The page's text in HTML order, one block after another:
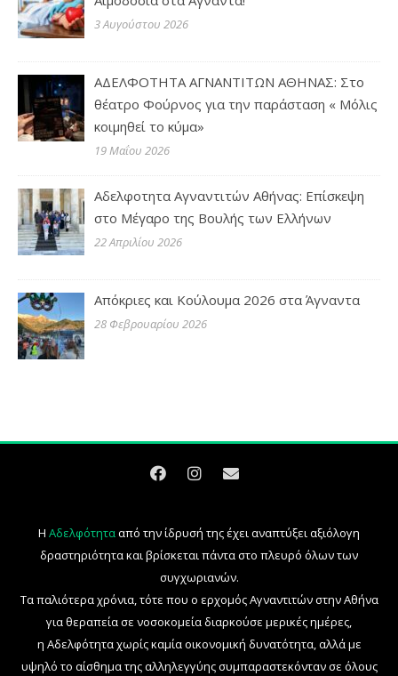
3 Αυγούστου 2026
ΑΔΕΛΦΟΤΗΤΑ ΑΓΝΑΝΤΙΤΩΝ ΑΘΗΝΑΣ: Στο
θέατρο Φούρνος για την παράσταση « Μόλις
κοιμηθεί το κύμα»
19 Μαΐου 2026
Αδελφοτητα Αγναντιτών Αθήνας: Επίσκεψη
στο Μέγαρο της Βουλής των Ελλήνων
22 Απριλίου 2026
Απόκριες και Κούλουμα 2026 στα Άγναντα
28 Φεβρουαρίου 2026
Η Αδελφότητααπό την ίδρυσή της έχει αναπτύξει αξιόλογη
δραστηριότητα και βρίσκεται πάντα στο πλευρό όλων των
συγχωριανών.
Τα παλιότερα χρόνια, τότε που ο ερχομός Αγναντιτών στην Αθήνα
για θεραπεία σε νοσοκομεία διαρκούσε μερικές ημέρες,
η Αδελφότητα χωρίς καμία οικονομική δυνατότητα, αλλά με
υψηλό το αίσθημα της αλληλεγγύης συμπαραστεκόνταν σε όλους